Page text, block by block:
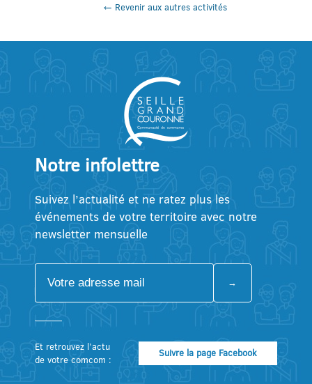
← Revenir aux autres activités
Notre infolettre
Suivez l’actualité et ne ratez plus les
événements de votre territoire avec notre
newsletter mensuelle
Et retrouvez l’actu
de votre comcom :
Suivre la page Facebook